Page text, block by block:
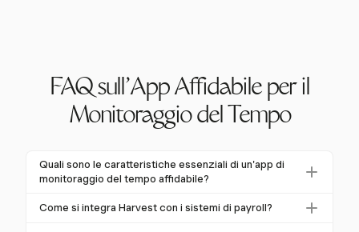
FAQ sull'App Affidabile per il
Monitoraggio del Tempo
Quali sono le caratteristiche essenziali di un'app di
monitoraggio del tempo affidabile?
Le caratteristiche essenziali di un'app di monitoraggio
Come si integra Harvest con i sistemi di payroll?